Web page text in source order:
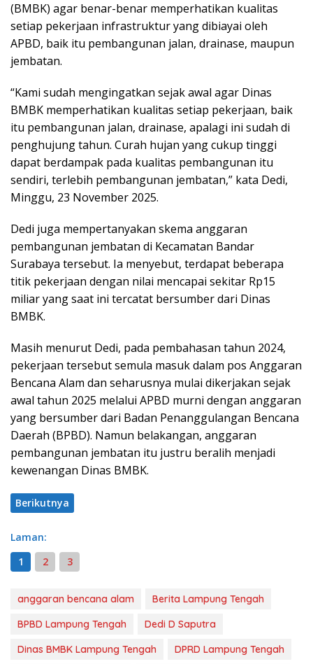
(BMBK) agar benar-benar memperhatikan kualitas
setiap pekerjaan infrastruktur yang dibiayai oleh
APBD, baik itu pembangunan jalan, drainase, maupun
jembatan.
“Kami sudah mengingatkan sejak awal agar Dinas
BMBK memperhatikan kualitas setiap pekerjaan, baik
itu pembangunan jalan, drainase, apalagi ini sudah di
penghujung tahun. Curah hujan yang cukup tinggi
dapat berdampak pada kualitas pembangunan itu
sendiri, terlebih pembangunan jembatan,” kata Dedi,
Minggu, 23 November 2025.
Dedi juga mempertanyakan skema anggaran
pembangunan jembatan di Kecamatan Bandar
Surabaya tersebut. Ia menyebut, terdapat beberapa
titik pekerjaan dengan nilai mencapai sekitar Rp15
miliar yang saat ini tercatat bersumber dari Dinas
BMBK.
Masih menurut Dedi, pada pembahasan tahun 2024,
pekerjaan tersebut semula masuk dalam pos Anggaran
Bencana Alam dan seharusnya mulai dikerjakan sejak
awal tahun 2025 melalui APBD murni dengan anggaran
yang bersumber dari Badan Penanggulangan Bencana
Daerah (BPBD). Namun belakangan, anggaran
pembangunan jembatan itu justru beralih menjadi
kewenangan Dinas BMBK.
Berikutnya
Laman:
1
2 3
anggaran bencana alam
Berita Lampung Tengah
BPBD Lampung Tengah
Dedi D Saputra
Dinas BMBK Lampung Tengah
DPRD Lampung Tengah